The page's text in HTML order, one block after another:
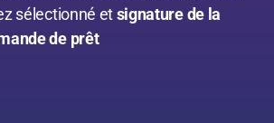
sélectionné etsignature de la
de prêt